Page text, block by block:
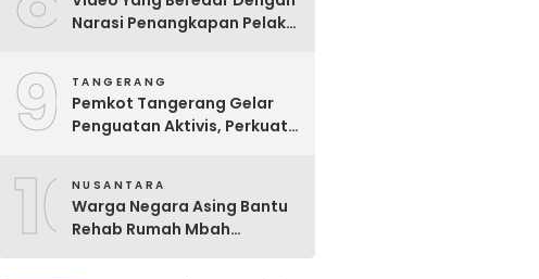
Narasi Penangkapan Pelaku
Tempat Tinggal Santri
Adalah Hoak
9 TANGERANG
Pemkot Tangerang Gelar
Penguatan Aktivis, Perkuat
10NUSANTARA
Warga Negara Asing Bantu
Rehab Rumah Mbah